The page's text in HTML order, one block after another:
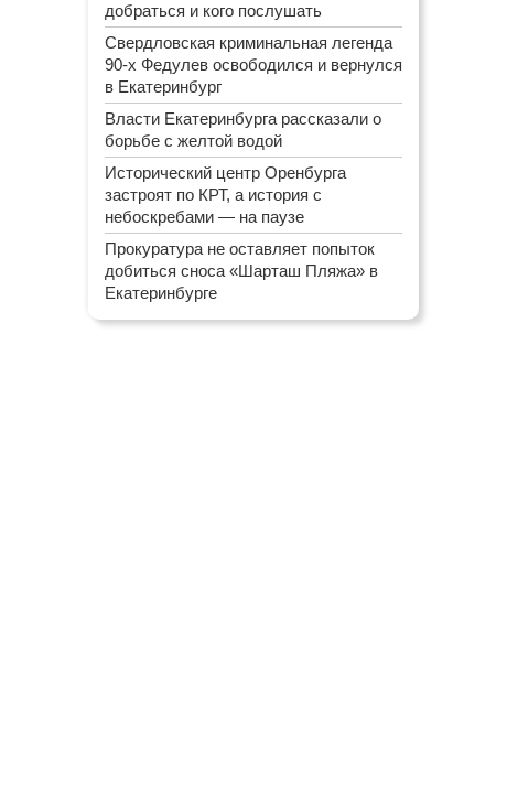
добраться и кого послушать
Свердловская криминальная легенда
90-х Федулев освободился и вернулся
в Екатеринбург
Власти Екатеринбурга рассказали о
борьбе с желтой водой
Исторический центр Оренбурга
застроят по КРТ, а история с
небоскребами — на паузе
Прокуратура не оставляет попыток
добиться сноса «Шарташ Пляжа» в
Екатеринбурге